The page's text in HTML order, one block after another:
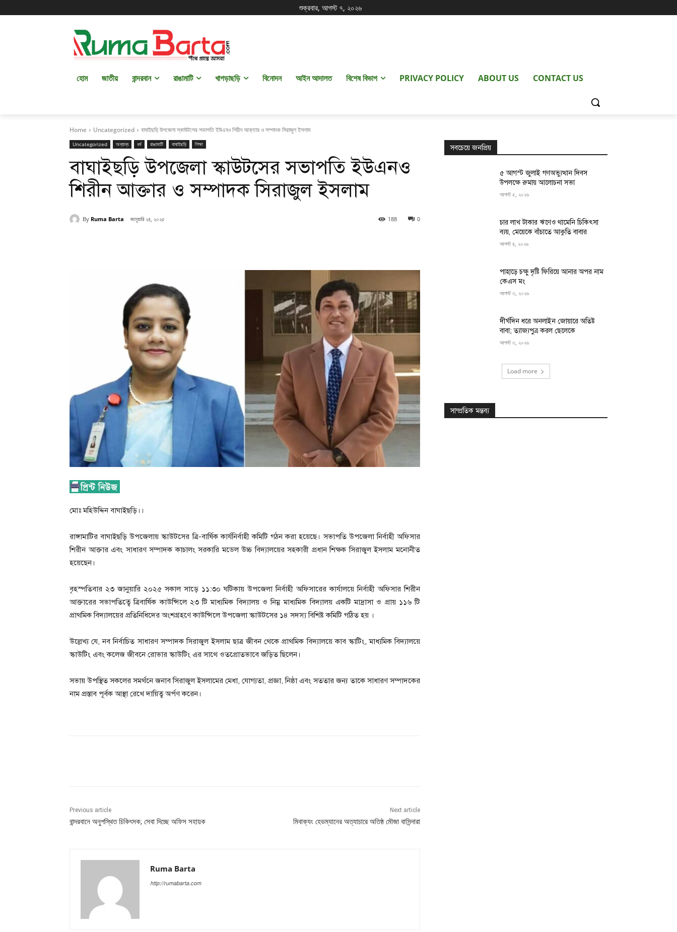
শুক্রবার, আগস্ট ৭, ২০২৬
হোম জাতীয় বান্দরবান রাঙামাটি খাগড়াছড়ি বিনোদন আইন আদালত বিশেষ বিভাগ PRIVACY POLICY ABOUT US CONTACT US
Home Uncategorized বাঘাইছড়ি উপজেলা স্কাউটসের সভাপতি ইউএনও শিরীন আক্তার ও সম্পাদক সিরাজুল ইসলাম
Uncategorized অন্যান্য ধর্ম রাঙামাটি বাঘাইছড়ি শিক্ষা
বাঘাইছড়ি উপজেলা স্কাউটসের সভাপতি ইউএনও
শিরীন আক্তার ও সম্পাদক সিরাজুল ইসলাম
By Ruma Barta জানুয়ারি ২৪, ২০২৫ 0
188
মোঃ মহিউদ্দিন বাঘাইছড়ি।।
রাঙ্গামাটির বাঘাইছড়ি উপজেলায় স্কাউটসের ত্রি-বার্ষিক কার্যনির্বাহী কমিটি গঠন করা হয়েছে। সভাপতি উপজেলা নির্বাহী অফিসার
শিরীন আক্তার এবং সাধারণ সম্পাদক কাচালং সরকারি মডেল উচ্চ বিদ্যালয়ের সহকারী প্রধান শিক্ষক সিরাজুল ইসলাম মনোনীত
হয়েছেন।
বৃহস্পতিবার ২৩ জানুয়ারি ২০২৫ সকাল সাড়ে ১১:৩০ ঘটিকায় উপজেলা নির্বাহী অফিসারের কার্যালয়ে নির্বাহী অফিসার শিরীন
আক্তারের সভাপতিত্বে ত্রিবার্ষিক কাউন্সিলে ২৩ টি মাধ্যমিক বিদ্যালয় ও নিম্ন মাধ্যমিক বিদ্যালয় একটি মাদ্রাসা ও প্রায় ১১৬ টি
প্রাথমিক বিদ্যালয়ের প্রতিনিধিদের অংশগ্রহণে কাউন্সিলে উপজেলা স্কাউটসের ১৪ সদস্য বিশিষ্ট কমিটি গঠিত হয় ।
উল্লেখ্য যে, নব নির্বাচিত সাধারণ সম্পাদক সিরাজুল ইসলাম ছাত্র জীবন থেকে প্রাথমিক বিদ্যালয়ে কাব স্কাটিং, মাধ্যমিক বিদ্যালয়ে
স্কাউটিং এবং কলেজ জীবনে রোভার স্কাউটিং এর সাথে ওতপ্রোতভাবে জড়িত ছিলেন।
সভায় উপস্থিত সকলের সমর্থনে জনাব সিরাজুল ইসলামের মেধা, যোগ্যতা, প্রজ্ঞা, নিষ্ঠা এবং সততার জন্য তাকে সাধারণ সম্পাদকের
নাম প্রস্তাব পূর্বক আস্থা রেখে দায়িত্ব অর্পণ করেন।
Previous article
বান্দরবানে অনুপস্থিত চিকিৎসক; সেবা দিচ্ছে অফিস সহায়ক
Next article
মিবাক্যং হেডম্যানের অত্যাচারে অতিষ্ঠ মৌজা বাসিন্দারা
Ruma Barta
http://rumabarta.com
সবচেয়ে জনপ্রিয়
৫ আগস্ট জুলাই গণঅভ্যুত্থান দিবস
উপলক্ষে রুমায় আলোচনা সভা
আগস্ট ৫, ২০২৬
চার লাখ টাকার ঋণেও থামেনি চিকিৎসা
ব্যয়, মেয়েকে বাঁচাতে আকুতি বাবার
আগস্ট ৪, ২০২৬
পাহাড়ে চক্ষু দৃষ্টি ফিরিয়ে আনার অপর নাম
কেএস মং
আগস্ট ৩, ২০২৬
দীর্ঘদিন ধরে অনলাইন জোয়ারে অতিষ্ট
বাবা; ত্যাজ্যপুত্র করল ছেলেকে
আগস্ট ৩, ২০২৬
Load more
সাম্প্রতিক মন্তব্য